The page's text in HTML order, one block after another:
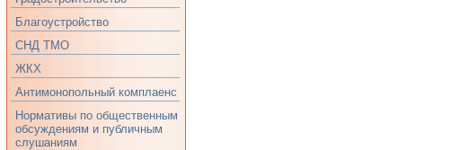
Благоустройство
СНД ТМО
ЖКХ
Антимонопольный комплаенс
Нормативы по общественным
обсуждениям и публичным
слушаниям